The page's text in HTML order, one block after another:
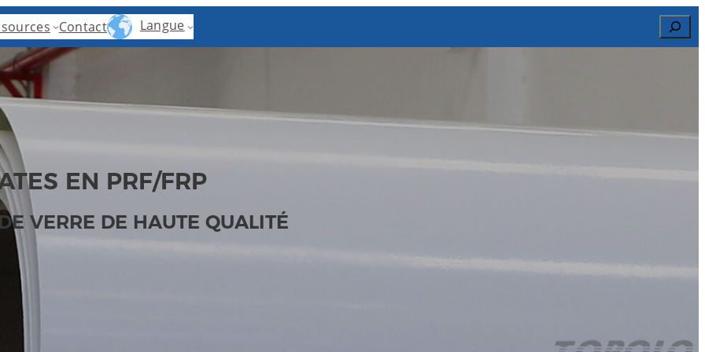
Contact Langue Search
EN PRF/FRP
VERRE DE HAUTE QUALITÉ